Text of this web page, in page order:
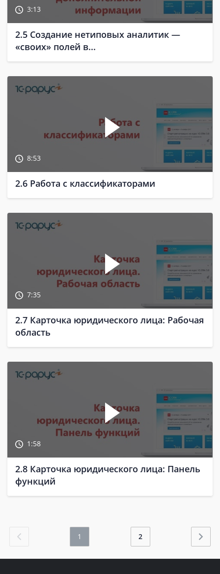
3:13
2.5 Создание нетиповых аналитик —
«своих» полей в...
8:53
2.6 Работа с классификаторами
7:35
2.7 Карточка юридического лица: Рабочая
область
1:58
2.8 Карточка юридического лица: Панель
функций
1 2